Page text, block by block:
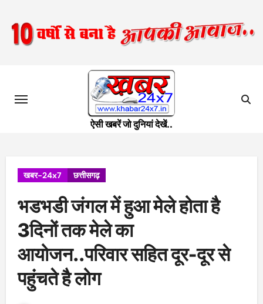
content
ऐसी खबरें जो दुनियां देखें..
खबर-24x7 छत्तीसगढ़
भडभडी जंगल में हुआ मेले होता है
3दिनों तक मेले का
आयोजन..परिवार सहित दूर-दूर से
पहुंचते है लोग